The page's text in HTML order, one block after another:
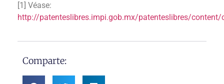
[1] Véase:
http://patenteslibres.impi.gob.mx/patenteslibres/
Comparte: